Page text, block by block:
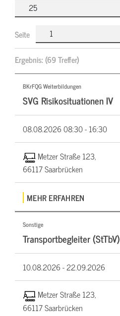
Seite
Ergebnis:(69 Treffer)
BKrFQG Weiterbildungen
SVG Risikosituationen IV
08.08.202608:30 - 16:30
Metzer Straße 123,
66117 Saarbrücken
MEHR ERFAHREN
Sonstige
Transportbegleiter (StTbV)
10.08.2026 -22.09.2026
Metzer Straße 123,
66117 Saarbrücken